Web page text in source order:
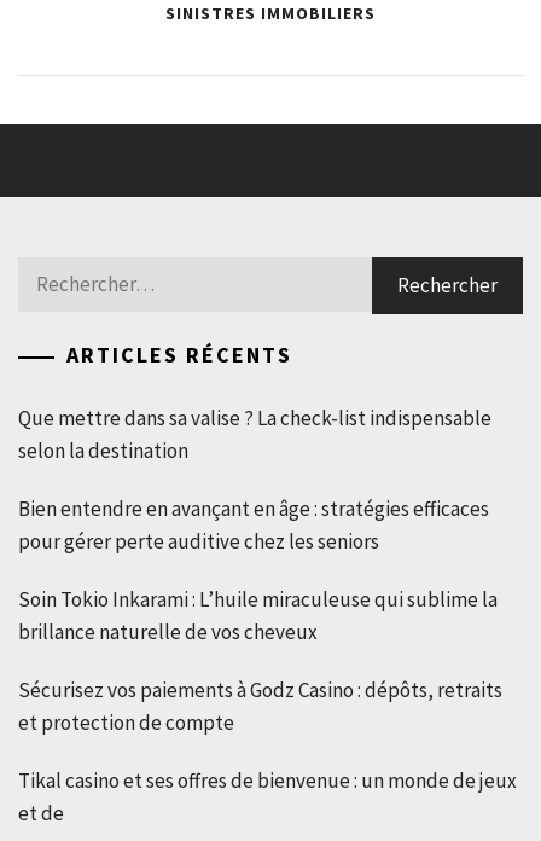
SINISTRES IMMOBILIERS
Rechercher :
ARTICLES RÉCENTS
Que mettre dans sa valise ? La check-list indispensable
selon la destination
Bien entendre en avançant en âge : stratégies efficaces
pour gérer perte auditive chez les seniors
Soin Tokio Inkarami : L’huile miraculeuse qui sublime la
brillance naturelle de vos cheveux
Sécurisez vos paiements à Godz Casino : dépôts, retraits
et protection de compte
Tikal casino et ses offres de bienvenue : un monde de jeux
et de